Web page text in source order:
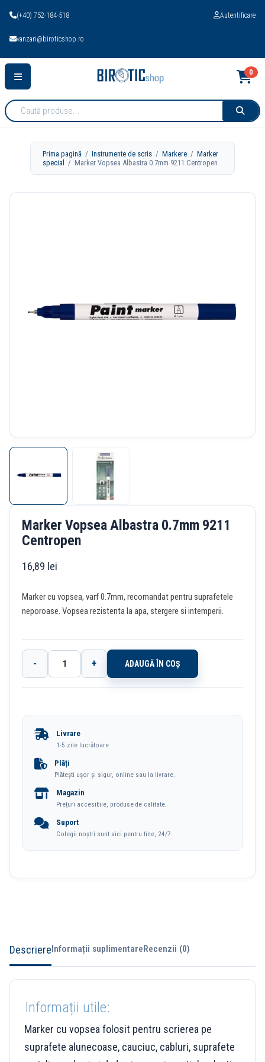
(+40) 752-184-518
vanzari@biroticshop.ro
Autentificare
Cauta
produse:
0
Prima pagină /Instrumente de scris /Markere /Marker
special
/ Marker Vopsea Albastra 0.7mm 9211 Centropen
Marker Vopsea Albastra 0.7mm 9211
Centropen
16,89 lei
Marker cu vopsea, varf 0.7mm, recomandat pentru suprafetele
neporoase. Vopsea rezistenta la apa, stergere si intemperii.
Cantitate
Marker
0.7mm
9211
Centropen
- + ADAUGĂ ÎN COȘ
Livrare
1-5 zile lucrătoare
Plăți
Plătești ușor și sigur, online sau la livrare.
Magazin
Prețuri accesibile, produse de calitate.
Suport
Colegii noștri sunt aici pentru tine, 24/7.
DescriereInformații suplimentareRecenzii (0)
Informații utile:
Marker cu vopsea folosit pentru scrierea pe
suprafete alunecoase, cauciuc, cabluri, suprafete